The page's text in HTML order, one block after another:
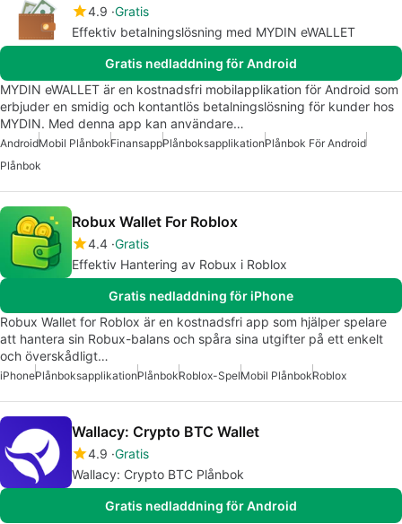
4.9 Gratis
Effektiv betalningslösning med MYDIN eWALLET
Gratis nedladdning för Android
MYDIN eWALLET är en kostnadsfri mobilapplikation för Android som
erbjuder en smidig och kontantlös betalningslösning för kunder hos
MYDIN. Med denna app kan användare…
AndroidMobil PlånbokFinansappPlånboksapplikationPlånbok För Android
Plånbok
Robux Wallet For Roblox
4.4 Gratis
Effektiv Hantering av Robux i Roblox
Gratis nedladdning för iPhone
Robux Wallet for Roblox är en kostnadsfri app som hjälper spelare
att hantera sin Robux-balans och spåra sina utgifter på ett enkelt
och överskådligt…
iPhonePlånboksapplikationPlånbokRoblox-SpelMobil PlånbokRoblox
Wallacy: Crypto BTC Wallet
4.9 Gratis
Wallacy: Crypto BTC Plånbok
Gratis nedladdning för Android